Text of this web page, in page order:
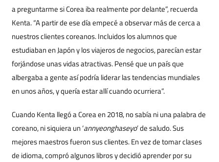
a preguntarme si Corea iba realmente por delante”, recuerda
Kenta. “A partir de ese día empecé a observar más de cerca a
nuestros clientes coreanos. Incluidos los alumnos que
estudiaban en Japón y los viajeros de negocios, parecían estar
forjándose unas vidas atractivas. Pensé que un país que
albergaba a gente así podría liderar las tendencias mundiales
en unos años, y quería estar allí cuando ocurriera”.
Cuando Kenta llegó a Corea en 2018, no sabía ni una palabra de
coreano, ni siquiera un ‘annyeonghaseyo’ de saludo. Sus
mejores maestros fueron sus clientes. En vez de tomar clases
de idioma, compró algunos libros y decidió aprender por su